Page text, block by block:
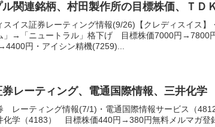
ル関連銘柄、村田製作所の目標株価、ＴＤ
スイス証券レーティング情報(9/26)【クレディスイス
」→「ニュートラル」格下げ 目標株価7000円→7800
円・アイシン精機(7259)...
券レーティング、電通国際情報、三井化学
レーティング情報(7/1)・電通国際情報サービス（
化学（4183） 目標株価440円→380円無料メルマガ登